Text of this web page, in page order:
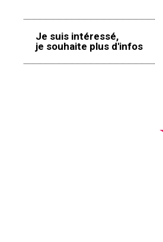
Je suis intéressé,
je souhaite plus d'infos